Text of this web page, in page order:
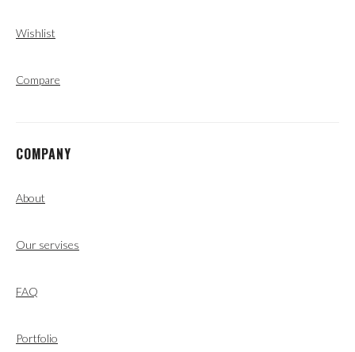
Wishlist
Compare
COMPANY
About
Our servises
FAQ
Portfolio